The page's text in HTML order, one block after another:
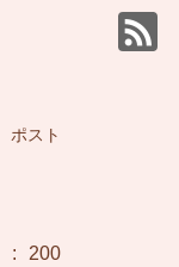
ポスト
:
200